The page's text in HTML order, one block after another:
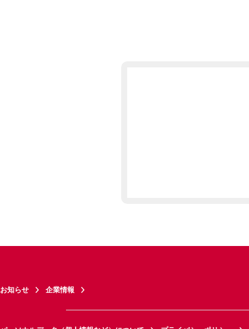
お知らせ 企業情報